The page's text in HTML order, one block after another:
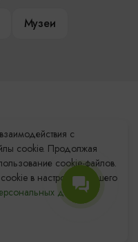
Музеи
с
cookie. Продолжая
cookie-файлов.
в настройках Вашего
данных.